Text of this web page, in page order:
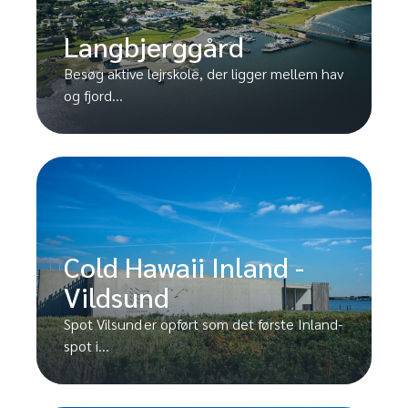
Langbjerggård
Besøg aktive lejrskole, der ligger mellem hav
og fjord...
Cold Hawaii Inland -
Vildsund
Spot Vilsund er opført som det første Inland-
spot i...